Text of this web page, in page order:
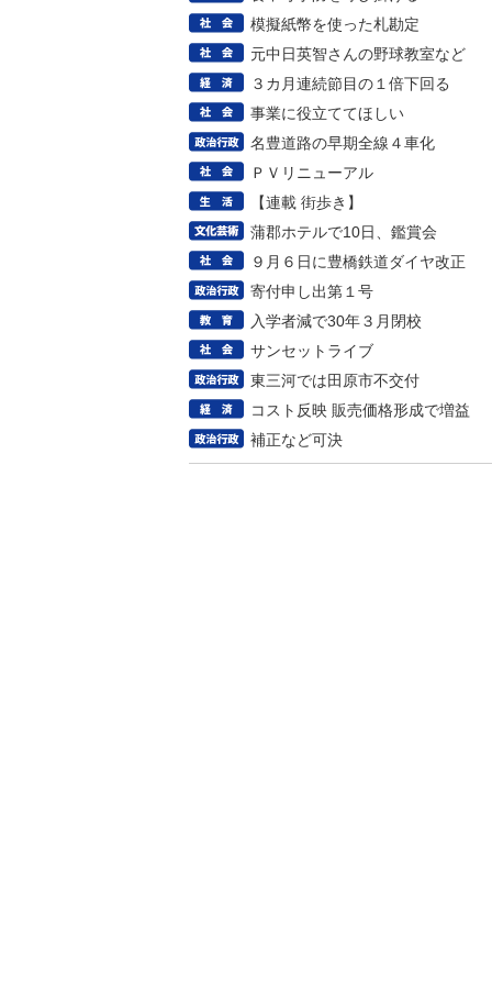
模擬紙幣を使った札勘定
元中日英智さんの野球教室など
３カ月連続節目の１倍下回る
事業に役立ててほしい
名豊道路の早期全線４車化
ＰＶリニューアル
【連載 街歩き】
蒲郡ホテルで10日、鑑賞会
９月６日に豊橋鉄道ダイヤ改正
寄付申し出第１号
入学者減で30年３月閉校
サンセットライブ
東三河では田原市不交付
コスト反映 販売価格形成で増益
補正など可決